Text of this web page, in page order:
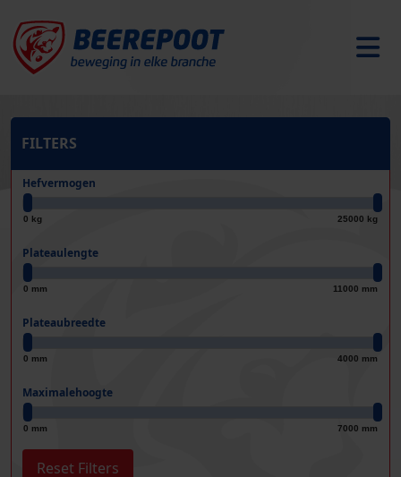
FILTERS
Hefvermogen
0 kg 25000 kg
Plateaulengte
0 mm 11000 mm
Plateaubreedte
0 mm 4000 mm
Maximalehoogte
0 mm 7000 mm